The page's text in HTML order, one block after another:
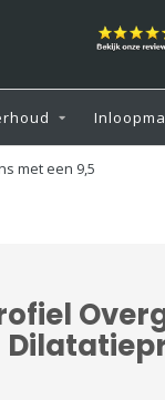
met een 9,5